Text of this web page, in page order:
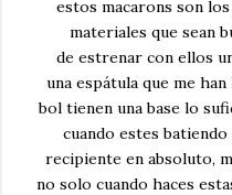
estos macarons son
materiales que sean
de estrenar con ellos
una espátula que me
bol tienen una base lo
cuando estes
recipiente en absoluto,
no solo cuando haces